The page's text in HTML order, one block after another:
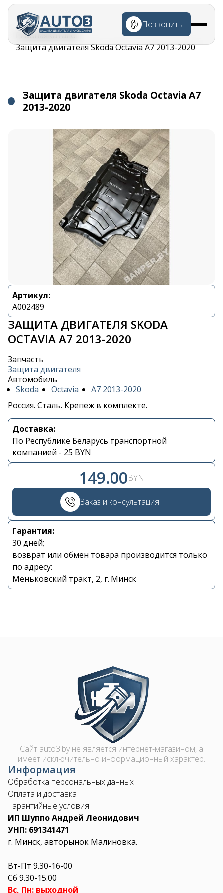
Перейти к
основному
содержанию
Позвонить
Строка
навигации
ГлавнаяКаталог
Защита двигателя Skoda Octavia A7 2013-2020
Защита двигателя Skoda Octavia A7
2013-2020
Артикул:
A002489
ЗАЩИТА ДВИГАТЕЛЯ SKODA
OCTAVIA A7 2013-2020
Запчасть
Защита двигателя
Автомобиль
Skoda
Octavia
A7 2013-2020
Россия. Сталь. Крепеж в комплекте.
Доставка:
По Республике Беларусь транспортной
компанией - 25 BYN
149.00BYN
Заказ и консультация
Гарантия:
30 дней;
возврат или обмен товара производится только
по адресу:
Меньковский тракт, 2, г. Минск
Контакты
+375 29 870 15 80
Viber
shupik21@bk.ru
Image
Сайт auto3.by не является интернет-магазином, а
имеет исключительно информационный характер.
Информация
Обработка персональных данных
Оплата и доставка
Гарантийные условия
ИП Шуппо Андрей Леонидович
УНП: 691341471
г. Минск, авторынок Малиновка.
Вт-Пт 9.30-16-00
Сб 9.30-15.00
Вс, Пн: выходной